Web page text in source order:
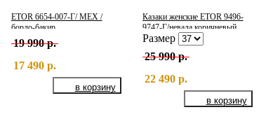
ETOR 6654-007-Г/ МЕХ /
бордо-бакир
19 990 р.
17 490 р.
Казаки женские ETOR 9496-
9747-Г/невада коричневый
Размер
25 990 р.
22 490 р.